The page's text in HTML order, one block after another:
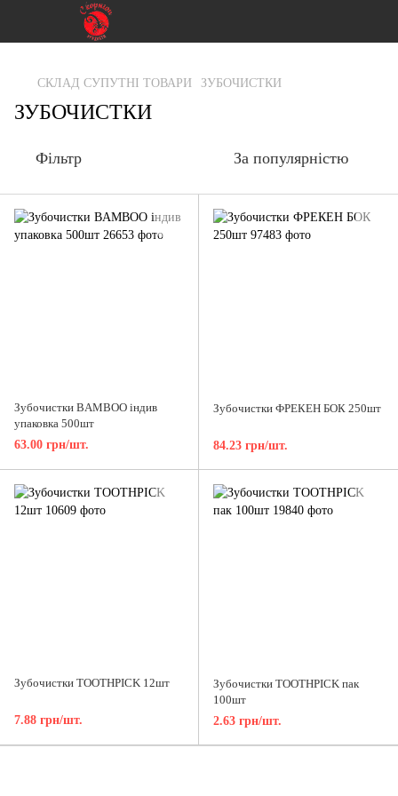
gtag('js', new Date()); gtag('config', 'G-RFXCKGNRF7');
СКЛАД СУПУТНІ ТОВАРИ ЗУБОЧИСТКИ
ЗУБОЧИСТКИ
Фільтр За популярністю
Зубочистки BAMBOO індив
упаковка 500шт
63.00 грн/шт.
Зубочистки ФРЕКЕН БОК 250шт
84.23 грн/шт.
Зубочистки TOOTHPICK 12шт
7.88 грн/шт.
Зубочистки TOOTHPICK пак
100шт
2.63 грн/шт.